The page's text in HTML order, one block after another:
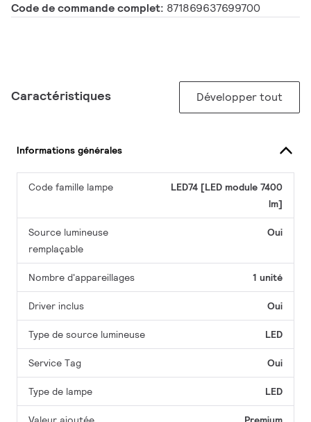
Code de commande complet: 871869637699700
Caractéristiques Développer tout
Informations générales
Code famille lampe
LED74 [LED module 7400
lm]
Source lumineuse
remplaçable
Oui
Nombre d'appareillages 1 unité
Driver inclus Oui
Type de source lumineuse LED
Service Tag Oui
Type de lampe LED